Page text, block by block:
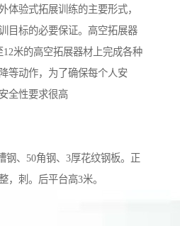
体验式拓展训练的主要形式，
目标的必要保证。高空拓展器
米的高空拓展器材上完成各种
等动作，为了确保每个人安
全性要求很高
钢、50角钢、3厚花纹钢板。正
，刺。后平台高3米。